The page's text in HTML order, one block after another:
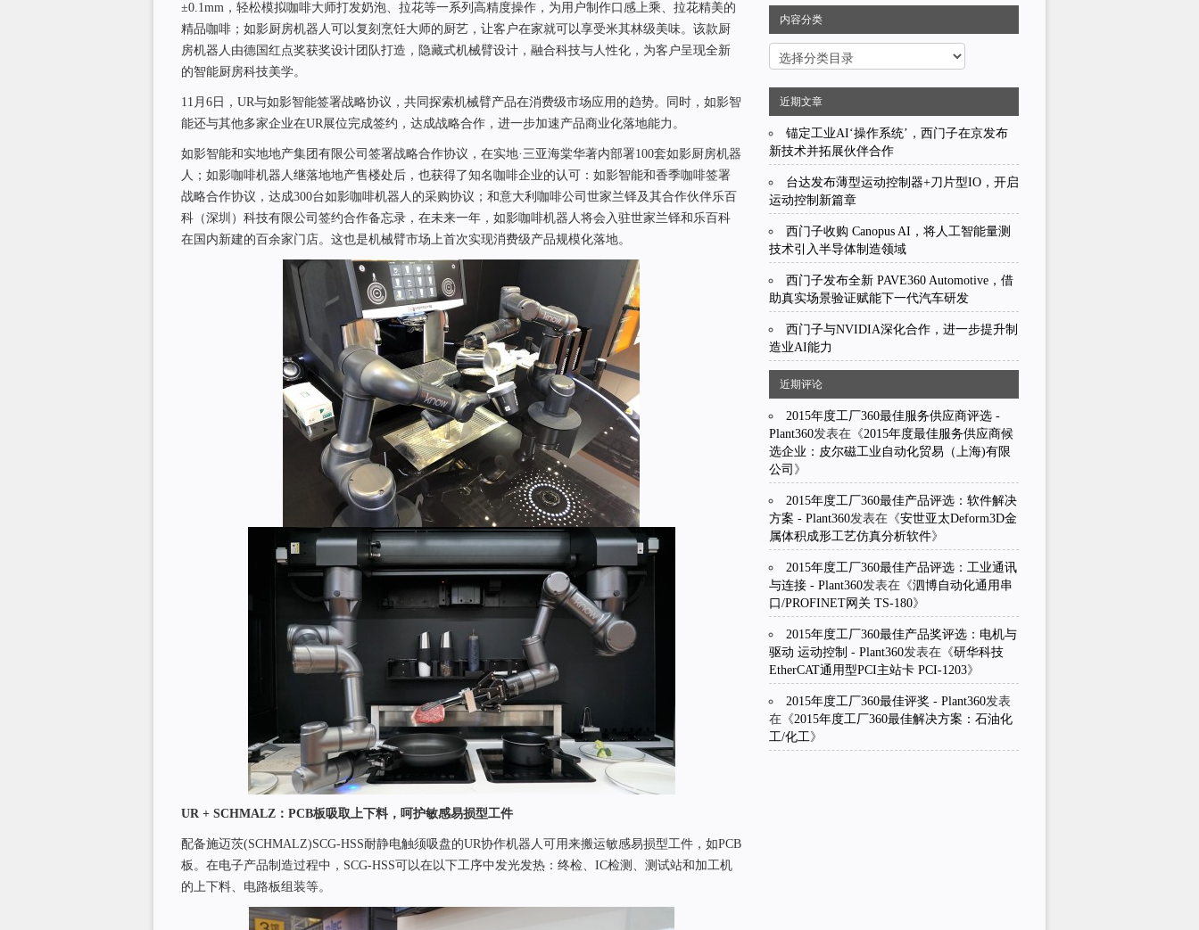
±0.1mm，轻松模拟咖啡大师打发奶泡、拉花等一系列高精度操作，为用户制作口感上乘、拉花精美的
精品咖啡；如影厨房机器人可以复刻烹饪大师的厨艺，让客户在家就可以享受米其林级美味。该款厨
房机器人由德国红点奖获奖设计团队打造，隐藏式机械臂设计，融合科技与人性化，为客户呈现全新
的智能厨房科技美学。
11月6日，UR与如影智能签署战略协议，共同探索机械臂产品在消费级市场应用的趋势。同时，如影智
能还与其他多家企业在UR展位完成签约，达成战略合作，进一步加速产品商业化落地能力。
如影智能和实地地产集团有限公司签署战略合作协议，在实地·三亚海棠华著内部署100套如影厨房机器
人；如影咖啡机器人继落地地产售楼处后，也获得了知名咖啡企业的认可：如影智能和香季咖啡签署
战略合作协议，达成300台如影咖啡机器人的采购协议；和意大利咖啡公司世家兰铎及其合作伙伴乐百
科（深圳）科技有限公司签约合作备忘录，在未来一年，如影咖啡机器人将会入驻世家兰铎和乐百科
在国内新建的百余家门店。这也是机械臂市场上首次实现消费级产品规模化落地。
UR + SCHMALZ ： PCB板吸取上下料，呵护敏感易损型工件
配备施迈茨(SCHMALZ)SCG-HSS耐静电触须吸盘的UR协作机器人可用来搬运敏感易损型工件，如PCB
板。在电子产品制造过程中，SCG-HSS可以在以下工序中发光发热：终检、IC检测、测试站和加工机
的上下料、电路板组装等。
内容分类
近期文章
锚定工业AI‘操作系统’，西门子在京发布
新技术并拓展伙伴合作
台达发布薄型运动控制器+刀片型IO，开启
运动控制新篇章
西门子收购 Canopus AI，将人工智能量测
技术引入半导体制造领域
西门子发布全新 PAVE360 Automotive，借
助真实场景验证赋能下一代汽车研发
西门子与NVIDIA深化合作，进一步提升制
造业AI能力
近期评论
2015年度工厂360最佳服务供应商评选 -
Plant360发表在《2015年度最佳服务供应商候
选企业：皮尔磁工业自动化贸易（上海)有限
公司 》
2015年度工厂360最佳产品评选：软件解决
方案 - Plant360发表在《安世亚太Deform3D金
属体积成形工艺仿真分析软件》
2015年度工厂360最佳产品评选：工业通讯
与连接 - Plant360发表在《泗博自动化通用串
口/PROFINET网关 TS-180》
2015年度工厂360最佳产品奖评选：电机与
驱动 运动控制 - Plant360发表在《研华科技
EtherCAT通用型PCI主站卡 PCI-1203》
2015年度工厂360最佳评奖 - Plant360发表
在《2015年度工厂360最佳解决方案：石油化
工/化工》